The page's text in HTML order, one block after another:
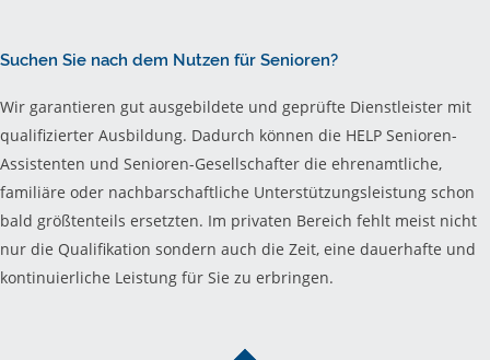
Suchen Sie nach dem Nutzen für Senioren?
Wir garantieren gut ausgebildete und geprüfte Dienstleister mit
qualifizierter Ausbildung. Dadurch können die HELP Senioren-
Assistenten und Senioren-Gesellschafter die ehrenamtliche,
familiäre oder nachbarschaftliche Unterstützungsleistung schon
bald größtenteils ersetzten. Im privaten Bereich fehlt meist nicht
nur die Qualifikation sondern auch die Zeit, eine dauerhafte und
kontinuierliche Leistung für Sie zu erbringen.